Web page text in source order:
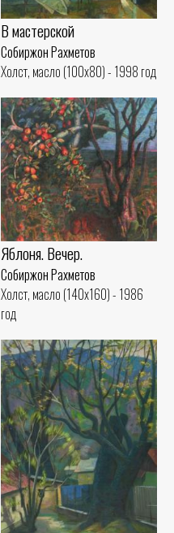
В мастерской
Собиржон Рахметов
Холст, масло (100x80) - 1998 год
Яблоня. Вечер.
Собиржон Рахметов
Холст, масло (140x160) - 1986
год